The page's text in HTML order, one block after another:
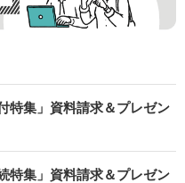
特集」資料請求＆プレゼン
特集」資料請求＆プレゼン